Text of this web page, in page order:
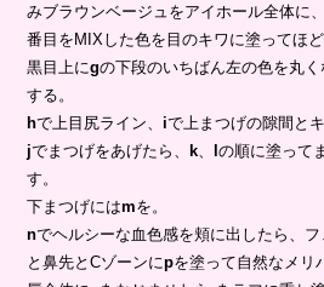
みブラウンベージュをアイホール全体に
番目をMIXした色を目のキワに塗ってほど
黒目上にgの下段のいちばん左の色を丸
する。
hで上目尻ライン、iで上まつげの隙間と
jでまつげをあげたら、 k lの順に塗って
す。
下まつげにはmを。
nでヘルシーな血色感を頬に出したら、
と鼻先とCゾーンにpを塗って自然なメリ